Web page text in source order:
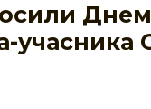
учасника